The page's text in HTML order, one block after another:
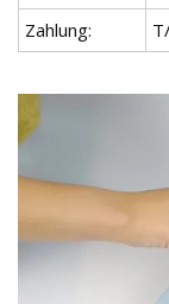
Zahlung: